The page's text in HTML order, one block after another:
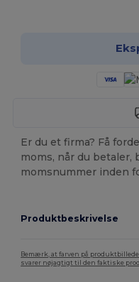
Er du et firma? Få
moms, når du betaler,
momsnummer inden
Produktbeskrivelse
Bemærk, at farven på
svarer nøjagtigt til den faktiske